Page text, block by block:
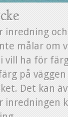
målar om
ha för
på
Det kan
inredningen